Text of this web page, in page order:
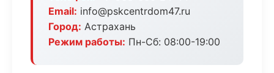
Email: info@pskcentrdom47.ru
Город: Астрахань
Режим работы: Пн-Сб: 08:00-19:00